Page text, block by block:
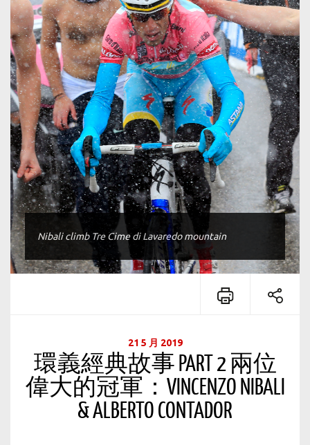
Nibali climb Tre Cime di Lavaredo mountain
21 5 月 2019
環義經典故事 PART 2 兩位
偉大的冠軍：VINCENZO NIBALI
& ALBERTO CONTADOR